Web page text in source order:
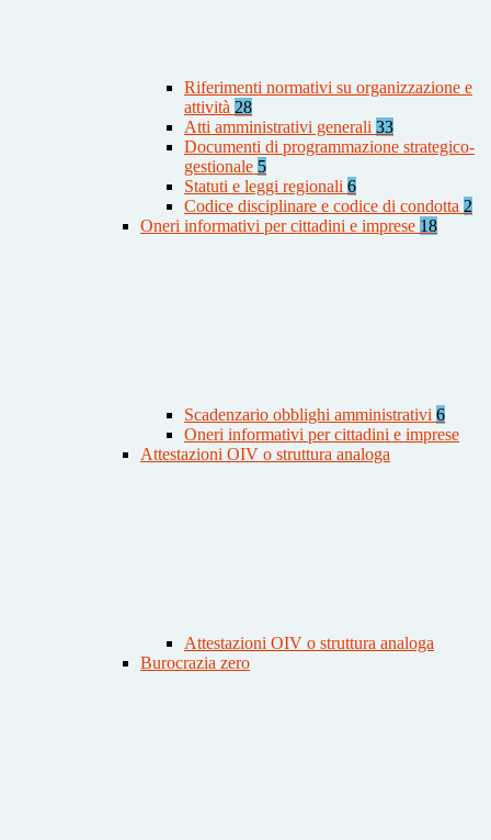
Riferimenti normativi su organizzazione e
attività 28
Atti amministrativi generali 33
Documenti di programmazione strategico-
gestionale 5
Statuti e leggi regionali 6
Codice disciplinare e codice di condotta 2
Oneri informativi per cittadini e imprese 18
Scadenzario obblighi amministrativi 6
Oneri informativi per cittadini e imprese
Attestazioni OIV o struttura analoga
Attestazioni OIV o struttura analoga
Burocrazia zero